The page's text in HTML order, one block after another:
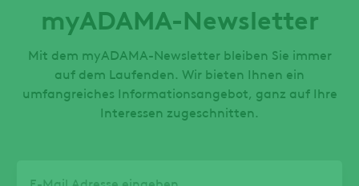
myADAMA-Newsletter
Mit dem myADAMA-Newsletter bleiben Sie immer
auf dem Laufenden. Wir bieten Ihnen ein
umfangreiches Informationsangebot, ganz auf Ihre
Interessen zugeschnitten.